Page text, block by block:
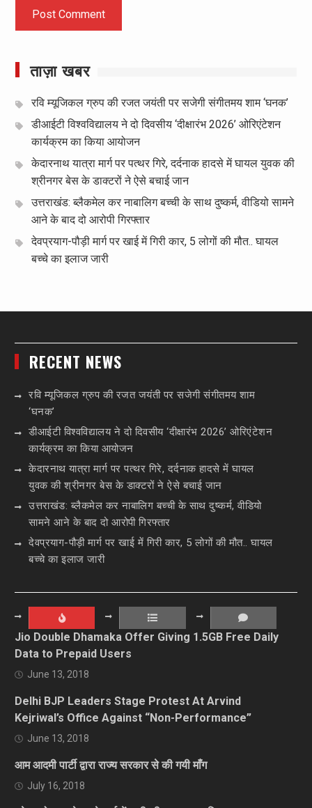
ताज़ा खबर
रवि म्यूजिकल ग्रुप की रजत जयंती पर सजेगी संगीतमय शाम ‘घनक’
डीआईटी विश्वविद्यालय ने दो दिवसीय ‘दीक्षारंभ 2026’ ओरिएंटेशन
कार्यक्रम का किया आयोजन
केदारनाथ यात्रा मार्ग पर पत्थर गिरे, दर्दनाक हादसे में घायल युवक की
श्रीनगर बेस के डाक्टरों ने ऐसे बचाई जान
उत्तराखंड: ब्लैकमेल कर नाबालिग बच्ची के साथ दुष्कर्म, वीडियो सामने
आने के बाद दो आरोपी गिरफ्तार
देवप्रयाग-पौड़ी मार्ग पर खाई में गिरी कार, 5 लोगों की मौत.. घायल
बच्चे का इलाज जारी
RECENT NEWS
रवि म्यूजिकल ग्रुप की रजत जयंती पर सजेगी संगीतमय शाम
‘घनक’
डीआईटी विश्वविद्यालय ने दो दिवसीय ‘दीक्षारंभ 2026’ ओरिएंटेशन
कार्यक्रम का किया आयोजन
केदारनाथ यात्रा मार्ग पर पत्थर गिरे, दर्दनाक हादसे में घायल
युवक की श्रीनगर बेस के डाक्टरों ने ऐसे बचाई जान
उत्तराखंड: ब्लैकमेल कर नाबालिग बच्ची के साथ दुष्कर्म, वीडियो
सामने आने के बाद दो आरोपी गिरफ्तार
देवप्रयाग-पौड़ी मार्ग पर खाई में गिरी कार, 5 लोगों की मौत.. घायल
बच्चे का इलाज जारी
Jio Double Dhamaka Offer Giving 1.5GB Free Daily
Data to Prepaid Users
June 13, 2018
Delhi BJP Leaders Stage Protest At Arvind
Kejriwal’s Office Against “Non-Performance”
June 13, 2018
आम आदमी पार्टी द्वारा राज्य सरकार से की गयी माँग
July 16, 2018